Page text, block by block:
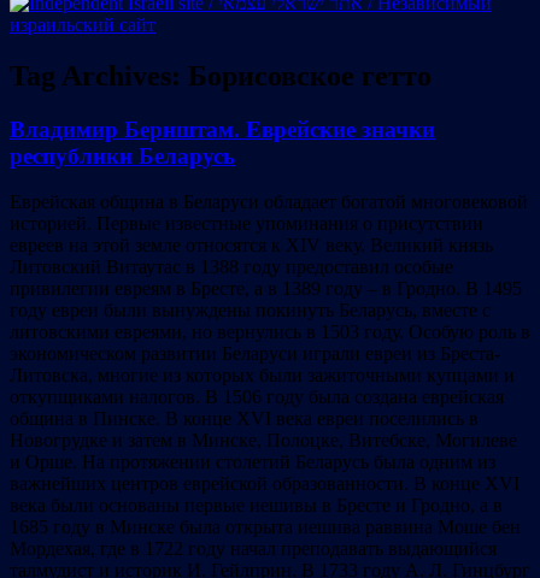
Tag Archives: Борисовское гетто
Владимир Бернштам. Еврейские значки
республики Беларусь
Еврейская община в Беларуси обладает богатой многовековой
историей. Первые известные упоминания о присутствии
евреев на этой земле относятся к XIV веку. Великий князь
Литовский Витаутас в 1388 году предоставил особые
привилегии евреям в Бресте, а в 1389 году – в Гродно. В 1495
году евреи были вынуждены покинуть Беларусь, вместе с
литовскими евреями, но вернулись в 1503 году. Особую роль в
экономическом развитии Беларуси играли евреи из Бреста-
Литовска, многие из которых были зажиточными купцами и
откупщиками налогов. В 1506 году была создана еврейская
община в Пинске. В конце XVI века евреи поселились в
Новогрудке и затем в Минске, Полоцке, Витебске, Могилеве
и Орше. На протяжении столетий Беларусь была одним из
важнейших центров еврейской образованности. В конце XVI
века были основаны первые иешивы в Бресте и Гродно, а в
1685 году в Минске была открыта иешива раввина Моше бен
Мордехая, где в 1722 году начал преподавать выдающийся
талмудист и историк И. Гейлприн. В 1733 году А. Л. Гинцбург